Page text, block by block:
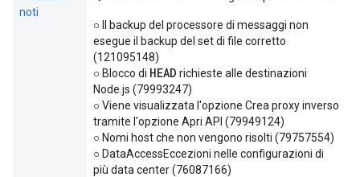
noti
○ Il backup del processore di messaggi non
esegue il backup del set di file corretto
(121095148)
○ Blocco di HEAD richieste alle destinazioni
Node.js (79993247)
○ Viene visualizzata l'opzione Crea proxy inverso
tramite l'opzione Apri API (79949124)
○ Nomi host che non vengono risolti (79757554)
○ DataAccessEccezioni nelle configurazioni di
più data center (76087166)